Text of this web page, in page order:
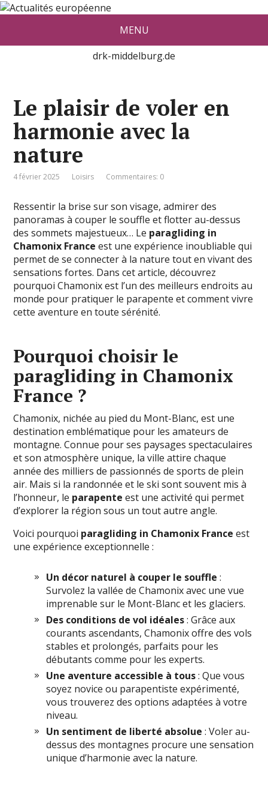
Actualité européenne vue par De
red Konrad Middelburg
drk-middelburg.de
MENU
Le plaisir de voler en
harmonie avec la
nature
4 février 2025 Loisirs Commentaires: 0
Ressentir la brise sur son visage, admirer des
panoramas à couper le souffle et flotter au-dessus
des sommets majestueux… Le paragliding in
Chamonix France est une expérience inoubliable qui
permet de se connecter à la nature tout en vivant des
sensations fortes. Dans cet article, découvrez
pourquoi Chamonix est l’un des meilleurs endroits au
monde pour pratiquer le parapente et comment vivre
cette aventure en toute sérénité.
Pourquoi choisir le
paragliding in Chamonix
France ?
Chamonix, nichée au pied du Mont-Blanc, est une
destination emblématique pour les amateurs de
montagne. Connue pour ses paysages spectaculaires
et son atmosphère unique, la ville attire chaque
année des milliers de passionnés de sports de plein
air. Mais si la randonnée et le ski sont souvent mis à
l’honneur, le parapente est une activité qui permet
d’explorer la région sous un tout autre angle.
Voici pourquoi paragliding in Chamonix France est
une expérience exceptionnelle :
Un décor naturel à couper le souffle :
Survolez la vallée de Chamonix avec une vue
imprenable sur le Mont-Blanc et les glaciers.
Des conditions de vol idéales: Grâce aux
courants ascendants, Chamonix offre des vols
stables et prolongés, parfaits pour les
débutants comme pour les experts.
Une aventure accessible à tous: Que vous
soyez novice ou parapentiste expérimenté,
vous trouverez des options adaptées à votre
niveau.
Un sentiment de liberté absolue : Voler au-
dessus des montagnes procure une sensation
unique d’harmonie avec la nature.